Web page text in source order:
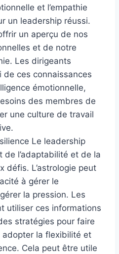
et l’empathie
un leadership réussi.
un aperçu de nos
et de notre
Les dirigeants
ces connaissances
émotionnelle,
des membres de
une culture de travail
Le leadership
de l’adaptabilité et de la
défis. L’astrologie peut
à gérer le
la pression. Les
utiliser ces informations
stratégies pour faire
adopter la flexibilité et
Cela peut être utile